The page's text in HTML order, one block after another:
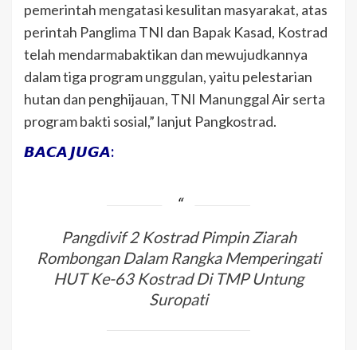
pemerintah mengatasi kesulitan masyarakat, atas
perintah Panglima TNI dan Bapak Kasad, Kostrad
telah mendarmabaktikan dan mewujudkannya
dalam tiga program unggulan, yaitu pelestarian
hutan dan penghijauan, TNI Manunggal Air serta
program bakti sosial,” lanjut Pangkostrad.
𝘽𝘼𝘾𝘼 𝙅𝙐𝙂𝘼:
Pangdivif 2 Kostrad Pimpin Ziarah
Rombongan Dalam Rangka Memperingati
HUT Ke-63 Kostrad Di TMP Untung
Suropati